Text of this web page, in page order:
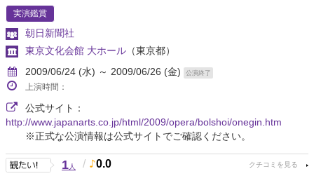
実演鑑賞
朝日新聞社
東京文化会館 大ホール （東京都）
2009/06/24 (水) ～ 2009/06/26 (金)
公演終了
上演時間：
公式サイト：
http://www.japanarts.co.jp/html/2009/opera/bolshoi/onegin.htm
※正式な公演情報は公式サイトでご確認ください。
1人 / 0.0